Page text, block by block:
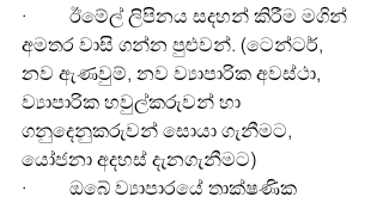
·         ඊමේල් ලිපිනය සදහන් කිරීම මගින්
අමතර වාසි ගන්න පුළුවන්. (ටෙන්ටර්,
නව ඇණවුම්, නව ව්‍යාපාරික අවස්ථා,
ව්‍යාපාරික හවුල්කරුවන් හා
ගනුදෙනුකරුවන් සොයා ගැනීමට,
යෝජනා අදහස් දැනගැනීමට)
·         ඔබේ ව්‍යාපාරයේ තාක්ෂණික